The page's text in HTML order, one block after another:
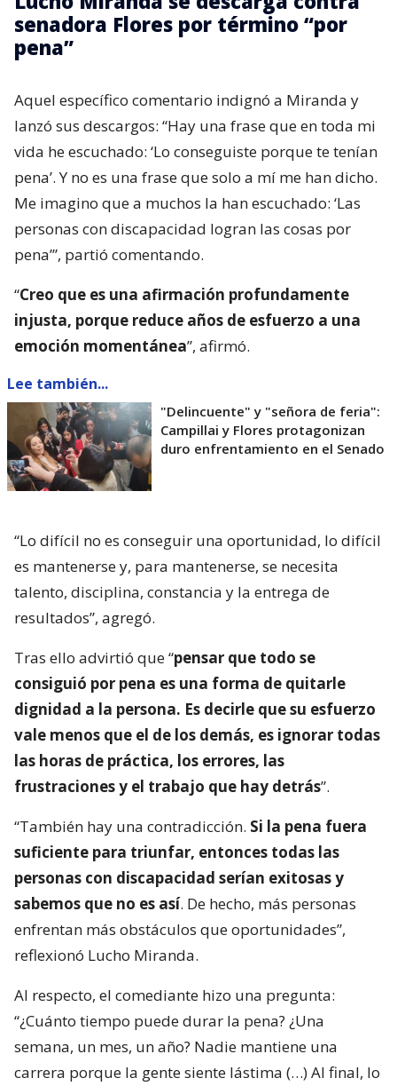
senadora Flores por término “por
pena”
Aquel específico comentario indignó a Miranda y
lanzó sus descargos: “Hay una frase que en toda mi
vida he escuchado: ‘Lo conseguiste porque te tenían
pena’. Y no es una frase que solo a mí me han dicho.
Me imagino que a muchos la han escuchado: ‘Las
personas con discapacidad logran las cosas por
pena’”, partió comentando.
“Creo que es una afirmación profundamente
injusta, porque reduce años de esfuerzo a una
emoción momentánea”, afirmó.
Lee también...
"Delincuente" y "señora de feria":
Campillai y Flores protagonizan
duro enfrentamiento en el Senado
“Lo difícil no es conseguir una oportunidad, lo difícil
es mantenerse y, para mantenerse, se necesita
talento, disciplina, constancia y la entrega de
resultados”, agregó.
Tras ello advirtió que “pensar que todo se
consiguió por pena es una forma de quitarle
dignidad a la persona. Es decirle que su esfuerzo
vale menos que el de los demás, es ignorar todas
las horas de práctica, los errores, las
frustraciones y el trabajo que hay detrás”.
“También hay una contradicción. Si la pena fuera
suficiente para triunfar, entonces todas las
personas con discapacidad serían exitosas y
sabemos que no es así. De hecho, más personas
enfrentan más obstáculos que oportunidades”,
reflexionó Lucho Miranda.
Al respecto, el comediante hizo una pregunta:
“¿Cuánto tiempo puede durar la pena? ¿Una
semana, un mes, un año? Nadie mantiene una
carrera porque la gente siente lástima (…) Al final, lo